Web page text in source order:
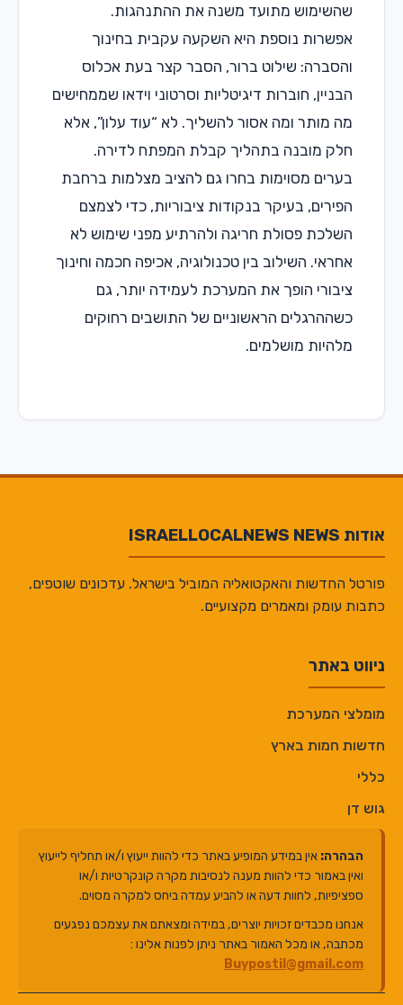
שהשימוש מתועד משנה את ההתנהגות.
אפשרות נוספת היא השקעה עקבית בחינוך
והסברה: שילוט ברור, הסבר קצר בעת אכלוס
הבניין, חוברות דיגיטליות וסרטוני וידאו שממחישים
מה מותר ומה אסור להשליך. לא “עוד עלון”, אלא
חלק מובנה בתהליך קבלת המפתח לדירה.
בערים מסוימות בחרו גם להציב מצלמות ברחבת
הפירים, בעיקר בנקודות ציבוריות, כדי לצמצם
השלכת פסולת חריגה ולהרתיע מפני שימוש לא
אחראי. השילוב בין טכנולוגיה, אכיפה חכמה וחינוך
ציבורי הופך את המערכת לעמידה יותר, גם
כשההרגלים הראשוניים של התושבים רחוקים
מלהיות מושלמים.
אודות ISRAELLOCALNEWS NEWS
פורטל החדשות והאקטואליה המוביל בישראל. עדכונים שוטפים,
כתבות עומק ומאמרים מקצועיים.
ניווט באתר
מומלצי המערכת
חדשות חמות בארץ
כללי
גוש דן
הבהרה: אין במידע המופיע באתר כדי להוות ייעוץ ו/או תחליף לייעוץ
ואין באמור כדי להוות מענה לנסיבות מקרה קונקרטיות ו/או
ספציפיות, לחוות דעה או להביע עמדה ביחס למקרה מסוים.
אנחנו מכבדים זכויות יוצרים, במידה ומצאתם את עצמכם נפגעים
מכתבה, או מכל האמור באתר ניתן לפנות אלינו :
Buypostil@gmail.com